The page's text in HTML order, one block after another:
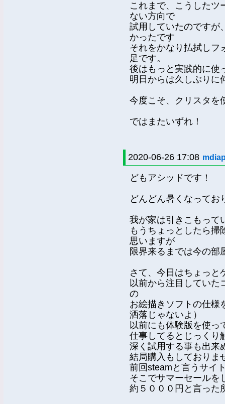
これまで、こうしたツ
ない方向で
試用していたのですが
かったです
それをかなり払拭しフ
足です。
後はもっと実践的に使
明日からは久しぶりに
今度こそ、クリスタを
ではまたいずれ！
2020-06-26 17:08
どもアシッドです！
どんどん暑くなってお
我が家は引きこもって
もうちょっとしたら掃
思いますが
限界来るまでは今の部
さて、今日はちょっと
以前から注目していた
の
お絵描きソフトの仕様
洒落じゃないよ）
以前にも体験版を使っ
仕事してるとじっくり
深く試用する事も出来
結局購入もしておりま
前回steamと言うサイ
そこでサマーセールを
約５０００円と言った